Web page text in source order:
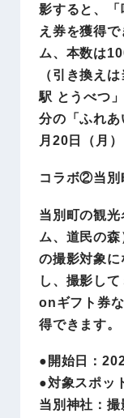
影すると、
え券を獲得
ム、本数は
（引き換え
駅 とうべつ
分の「ふれ
月20日（月）
コラボ②当別
当別町の観
ム、道民の
の撮影対象
し、撮影し
onギフト券
得できます。
●開始日：
●対象スポッ
当別神社：